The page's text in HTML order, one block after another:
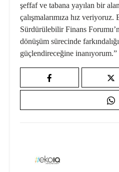
şeffaf ve tabana yayılan bir
çalışmalarımıza hız
Sürdürülebilir Finans
dönüşüm sürecinde
güçlendireceğine inanıyorum.”